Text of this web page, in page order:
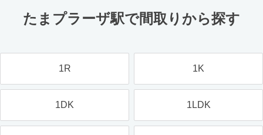
たまプラーザ駅で間取りから探す
1R 1K
1DK 1LDK